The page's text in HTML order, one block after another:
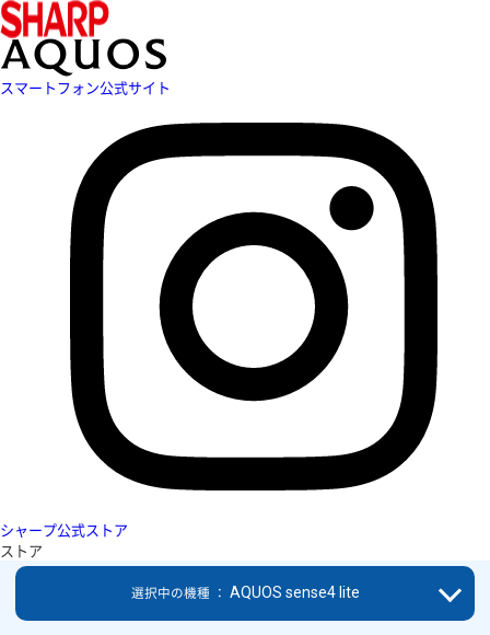
スマートフォン公式サイト
シャープ公式ストア
ストア
選択中の機種 ： AQUOS sense4 lite